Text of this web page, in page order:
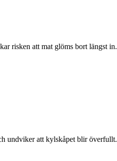
risken att mat glöms bort längst in.
undviker att kylskåpet blir överfullt.